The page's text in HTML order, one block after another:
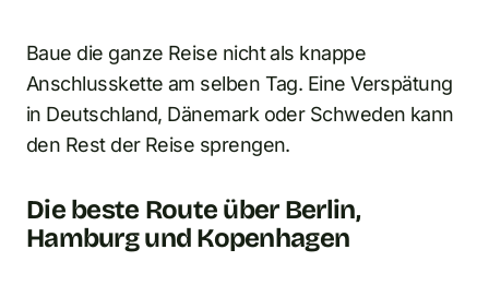
Baue die ganze Reise nicht als knappe
Anschlusskette am selben Tag. Eine Verspätung
in Deutschland, Dänemark oder Schweden kann
den Rest der Reise sprengen.
Die beste Route über Berlin,
Hamburg und Kopenhagen